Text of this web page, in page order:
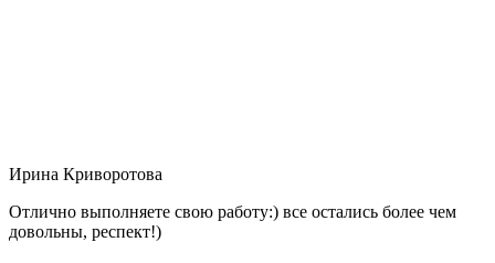
Ирина Криворотова
Отлично выполняете свою работу:) все остались более чем
довольны, респект!)